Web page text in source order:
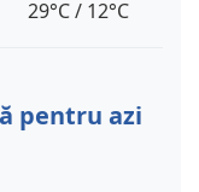
29°C / 12°C
pentru azi